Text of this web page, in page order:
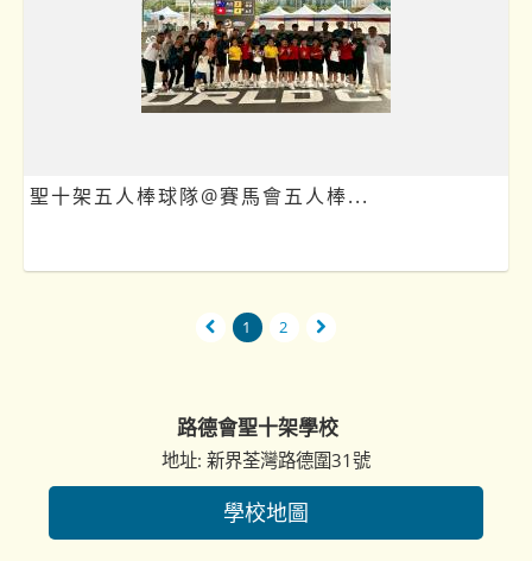
聖十架五人棒球隊@賽馬會五人棒...
1 2
路德會聖十架學校
地址: 新界荃灣路德圍31號
學校地圖